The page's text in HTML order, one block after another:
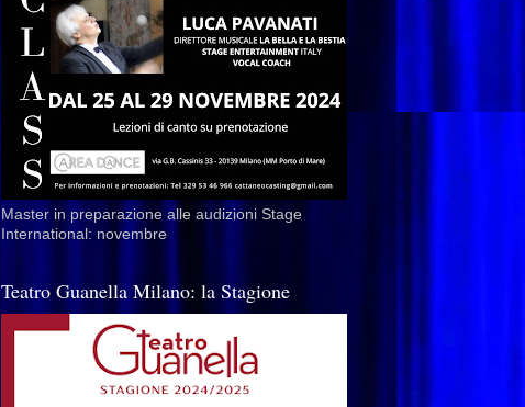
Master in preparazione alle audizioni Stage
International: novembre
Teatro Guanella Milano: la Stagione